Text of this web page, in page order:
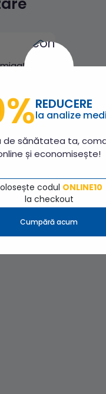
rAsp
REDUCERE
la analize
de sănătatea ta,
și economisește!
codul ONLINE10
la checkout
Cumpără acum